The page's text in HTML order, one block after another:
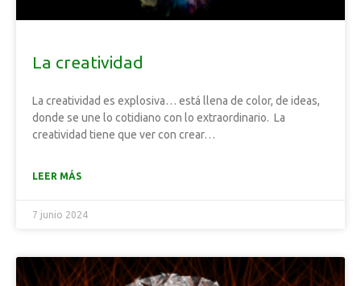
La creatividad
La creatividad es explosiva… está llena de color, de ideas,
donde se une lo cotidiano con lo extraordinario. La
creatividad tiene que ver con crear…
LEER MÁS
7 junio 2024